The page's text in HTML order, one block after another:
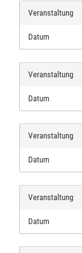
Veranstaltung
Datum
Veranstaltung
Datum
Veranstaltung
Datum
Veranstaltung
Datum